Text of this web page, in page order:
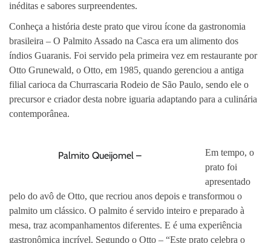
inéditas e sabores surpreendentes.
Conheça a história deste prato que virou ícone da gastronomia
brasileira – O Palmito Assado na Casca era um alimento dos
índios Guaranis. Foi servido pela primeira vez em restaurante por
Otto Grunewald, o Otto, em 1985, quando gerenciou a antiga
filial carioca da Churrascaria Rodeio de São Paulo, sendo ele o
precursor e criador desta nobre iguaria adaptando para a culinária
contemporânea.
Palmito Queijomel –
Em tempo, o
prato foi
apresentado
pelo do avô de Otto, que recriou anos depois e transformou o
palmito um clássico. O palmito é servido inteiro e preparado à
mesa, traz acompanhamentos diferentes. E é uma experiência
gastronômica incrível. Segundo o Otto – “Este prato celebra o